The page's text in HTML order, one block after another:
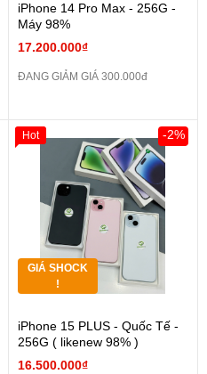
iPhone 14 Pro Max - 256G -
Máy 98%
17.200.000₫
ĐANG GIẢM GIÁ 300.000đ
GIÁ SHOCK
!
iPhone 15 PLUS - Quốc Tế -
256G ( likenew 98% )
16.500.000₫
-2%
Hot